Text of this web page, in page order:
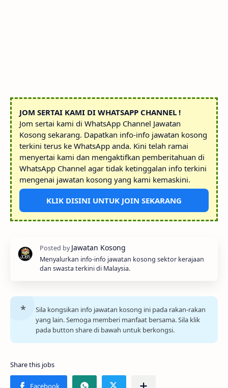
JOM SERTAI KAMI DI WHATSAPP CHANNEL !
Jom sertai kami di WhatsApp Channel Jawatan
Kosong sekarang. Dapatkan info-info jawatan kosong
terkini terus ke WhatsApp anda. Kini telah ramai
menyertai kami dan mengaktifkan pemberitahuan di
WhatsApp Channel agar tidak ketinggalan info terkini
mengenai jawatan kosong yang kami kemaskini.
KLIK DISINI UNTUK JOIN SEKARANG
Menyalurkan info-info jawatan kosong sektor kerajaan
dan swasta terkini di Malaysia.
Sila kongsikan info jawatan kosong ini pada rakan-rakan
yang lain. Semoga memberi manfaat bersama. Sila klik
pada button share di bawah untuk berkongsi.